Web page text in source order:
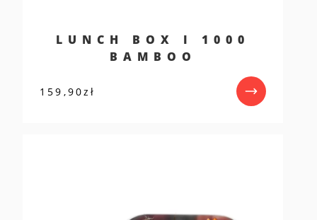
LUNCH BOX I 1000
BAMBOO
159,90zł